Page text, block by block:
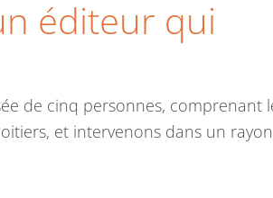
éditeur qui
de cinq personnes, comprenant
et intervenons dans un